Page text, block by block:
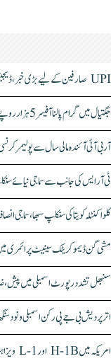
UPI صارفین کے لیے بڑی خبر، ڈیجیٹل ادائیگی پہلے کی طرح مفت رہے گی
جگتیال میں گرام پالنا آفیسر 5 ہزار روپے رشوت لیتے ہوئے گرفتار
آر بی آئی آئندہ مالی سال سے پولیمر
ٹی آر ایس کی جانب سے سماجی نیائے سنکلپ
کلواکنٹلہ کویتا کی سنکلپ سبھا، سماجی
مشی گن ڈیموکریٹک سینیٹ پرائمری میں
سنبھل تشدد رپورٹ اسمبلی میں پیش،
اتر پردیش بی جے پی رکن اسمبلی ونود
امریکہ میں H-1B اور L-1 ویزا ہولڈرز کے لیے بڑی راحت، اب ملک چھوڑے بغیر ویزا تجدید ممکن